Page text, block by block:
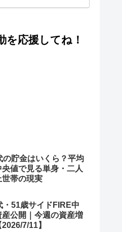
を応援してね！
の貯金はいくら？平均
央値で見る単身・二人
世帯の現実
・51歳サイドFIRE中
産公開｜今週の資産増
7/11】